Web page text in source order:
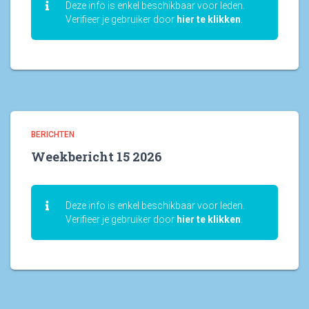
Deze info is enkel beschikbaar voor leden.
Verifieer je gebruiker door hier te klikken
BERICHTEN
Weekbericht 15 2026
Deze info is enkel beschikbaar voor leden.
Verifieer je gebruiker door hier te klikken